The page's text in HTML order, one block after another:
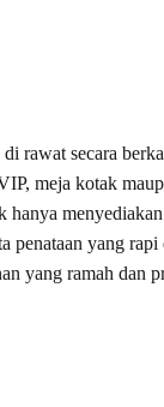
rawat secara
meja kotak
hanya
penataan yang
yang ramah dan